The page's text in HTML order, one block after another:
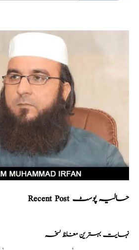
Recent Post حالیہ پوسٹ
نہایت بہترین مغلظ نسخہ